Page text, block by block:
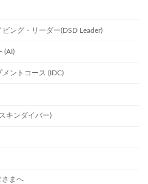
ング・リーダー(DSD Leader)
(AI)
ントコース (IDC)
キンダイバー)
さまへ